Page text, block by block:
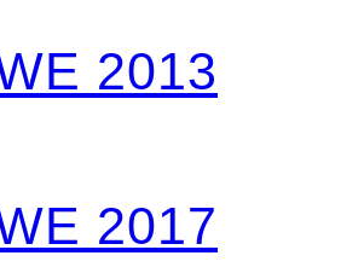
2013
2017